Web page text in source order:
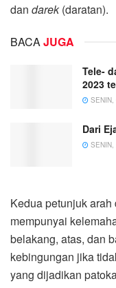
dan darek(daratan).
BACAJUGA
Tele-
2023
Dari
Kedua petunjuk
mempunyai
belakang, atas, dan
kebingungan jika
yang dijadikan